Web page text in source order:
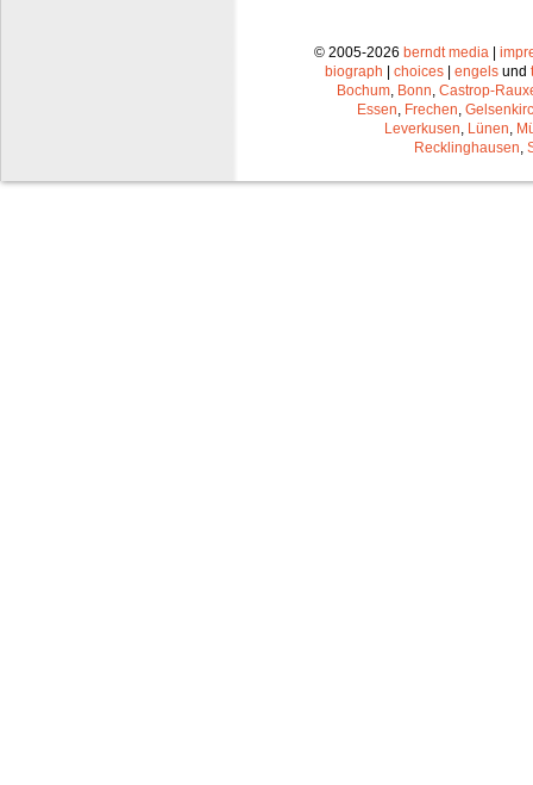
© 2005-2026 berndt media|
biograph
choices engels und
Bochum, Bonn, Castrop-
Essen, Frechen,
Leverkusen, Lünen,
Recklinghausen,